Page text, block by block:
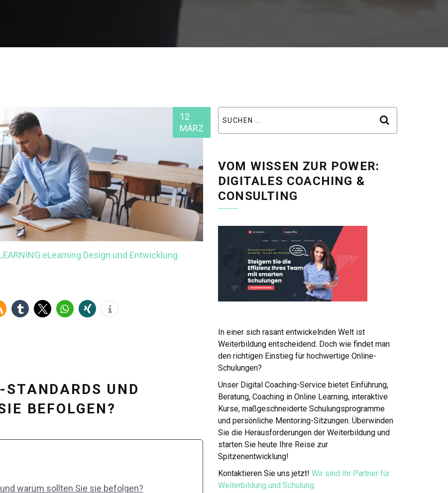
12
MÄRZ
eLearning Design und Entwicklung
UND
BEFOLGEN?
warum sollten Sie sie befolgen?
VOM WISSEN ZUR POWER:
DIGITALES COACHING &
CONSULTING
In einer sich rasant entwickelnden Welt ist
Weiterbildung entscheidend. Doch wie findet man
den richtigen Einstieg für hochwertige Online-
Schulungen?
Unser Digital Coaching-Service bietet Einführung,
Beratung, Coaching in Online Learning, interaktive
Kurse, maßgeschneiderte Schulungsprogramme
und persönliche Mentoring-Sitzungen. Überwinden
Sie die Herausforderungen der Weiterbildung und
starten Sie heute Ihre Reise zur
Spitzenentwicklung!
Kontaktieren Sie uns jetzt! Wir sind Ihr Partner für
Weiterbildung und Schulung.